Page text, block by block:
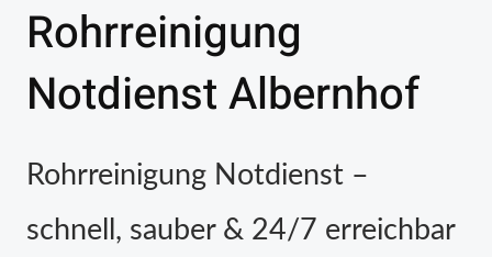
Rohrreinigung
Notdienst Albernhof
Rohrreinigung Notdienst –
schnell, sauber & 24/7 erreichbar